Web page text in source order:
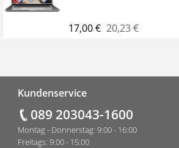
17,00 € 20,23 €
Kundenservice
089 203043-1600
Montag - Donnerstag: 9:00 - 16:00
Freitags: 9:00 - 15:00